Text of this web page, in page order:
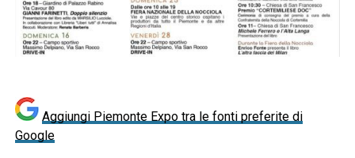
Aggiungi Piemonte Expo tra le fonti preferite di
Google